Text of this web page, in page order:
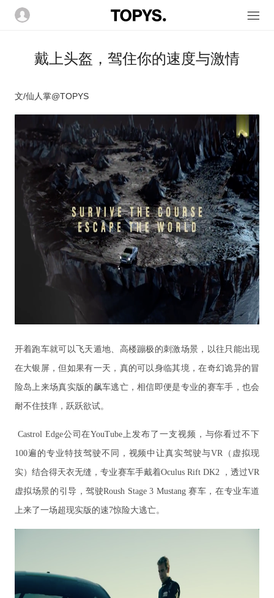
戴上头盔，驾住你的速度与激情
文/仙人掌@TOPYS
开着跑车就可以飞天遁地、高楼蹦极的刺激场景，以往只能出现
在大银屏，但如果有一天，真的可以身临其境，在奇幻诡异的冒
险岛上来场真实版的飙车逃亡，相信即便是专业的赛车手，也会
耐不住技痒，跃跃欲试。
Castrol Edge公司在YouTube上发布了一支视频，与你看过不下
100遍的专业特技驾驶不同，视频中让真实驾驶与VR（虚拟现
实）结合得天衣无缝，专业赛车手戴着Oculus Rift DK2 ，透过VR
虚拟场景的引导，驾驶Roush Stage 3 Mustang 赛车，在专业车道
上来了一场超现实版的速7惊险大逃亡。